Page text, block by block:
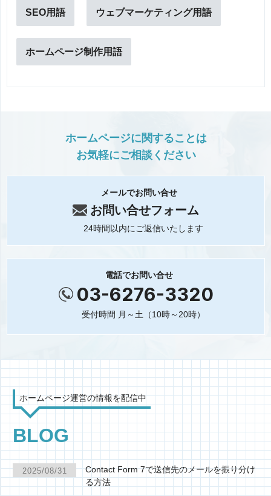
SEO用語 ウェブマーケティング用語
ホームページ制作用語
ホームページに関することは
お気軽にご相談ください
メールでお問い合せ
お問い合せフォーム
24時間以内にご返信いたします
電話でお問い合せ
03-6276-3320
受付時間 月～土（10時～20時）
ホームページ運営の情報を配信中
BLOG
2025/08/31
Contact Form 7で送信先のメールを振り分け
る方法